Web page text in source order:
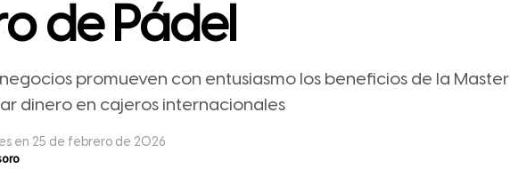
de Pádel
promueven con entusiasmo los beneficios de la Master
dinero en cajeros internacionales
en 25 de febrero de 2026